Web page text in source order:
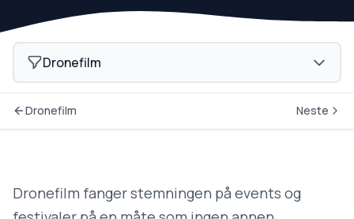
Dronefilm
Dronefilm Neste
Dronefilm fanger stemningen på events og